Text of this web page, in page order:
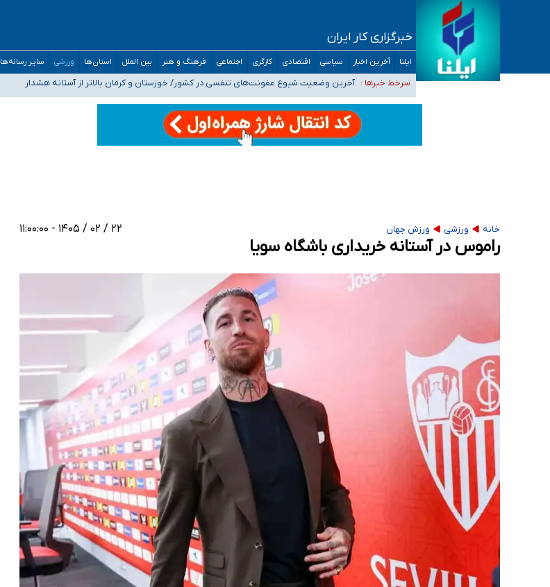
خبرگزاری کار ایران
ایلنا آخرین اخبار سیاسی اقتصادی کارگری اجتماعی فرهنگ و هنر بین الملل استان‌ها ورزشی سایر رسانه‌ها
سرخط خبرها :
موضع وزارت بهداشت درباره ظرفیت پزشکی کنکور ۱۴۰۵: خواستار اصلاح ظرفیت‌ها هستیم، اما هنوز پاسخ مشخصی نگرفته‌ایم
تعویق آزمون ورودی دکترای تخصصی فرماندهی صحنه عملیات و دکترای تخصصی جغرافیای نظامی دافوس آجا
خبرنگاران راویان حقیقت با دغدغه نان، مسکن و بیمه
آخرین وضعیت شیوع عفونت‌های تنفسی در کشور/ خوزستان و کرمان بالاتر از آستانه هشدار
خانه ورزشی ورزش جهان ۲۲ / ۰۲ / ۱۴۰۵ - ۱۱:۰۰:۰۰
راموس در آستانه خریداری باشگاه سویا